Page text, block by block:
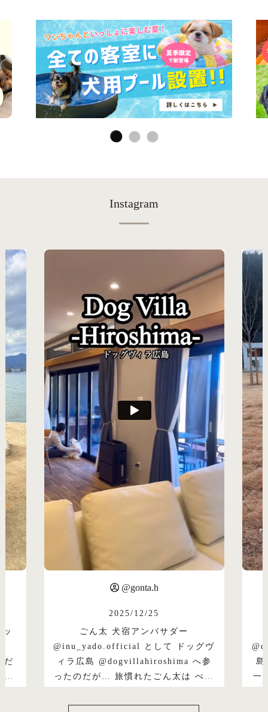
Instagram
@san_goldenretriever
2025/12/27
広島旅行で泊まったのはこちら
@dogvillahiroshima ドッグヴィラ広
島 全犬種OKで広ーいドッグラン！
一緒にベッドで寝ることもOKだから
ウナ好きには嬉しいサウナ完備